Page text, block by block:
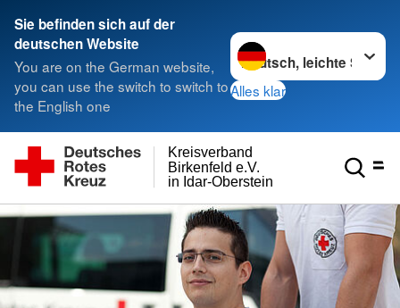
Sie befinden sich auf der
deutschen Website
You are on the German website,
you can use the switch to switch to
the English one
Sprache wechseln zu
Alles klar
in Idar-Oberstein
Birkenfeld e.V.
Kreisverband